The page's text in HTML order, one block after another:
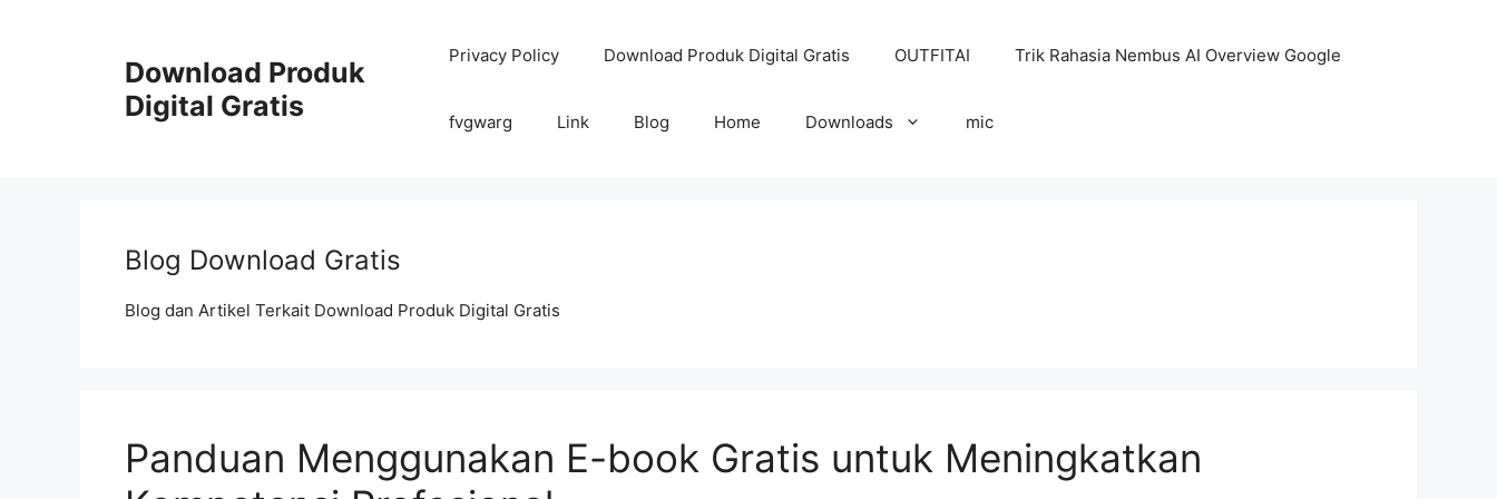
Download Produk
Digital Gratis
Privacy Policy Download Produk Digital Gratis OUTFITAI Trik Rahasia Nembus AI Overview Google
fvgwarg Link Blog Home Downloads mic
Blog Download Gratis
Blog dan Artikel Terkait Download Produk Digital Gratis
Panduan Menggunakan E-book Gratis untuk Meningkatkan